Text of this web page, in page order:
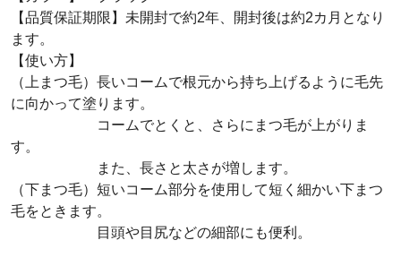
【品質保証期限】未開封で約2年、開封後は約2カ月となり
ます。
【使い方】
（上まつ毛）長いコームで根元から持ち上げるように毛先
に向かって塗ります。
コームでとくと、さらにまつ毛が上がりま
す。
また、長さと太さが増します。
（下まつ毛）短いコーム部分を使用して短く細かい下まつ
毛をときます。
目頭や目尻などの細部にも便利。